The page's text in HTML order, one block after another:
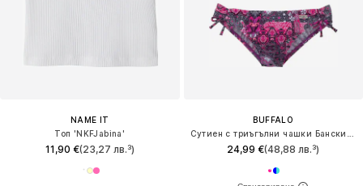
NAME IT
Топ 'NKFJabina'
11,90 €(23,27 лв.³)
BUFFALO
24,99 €(48,88 лв.³)